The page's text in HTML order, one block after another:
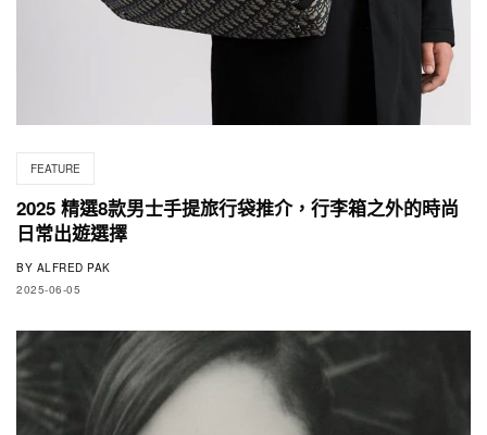
FEATURE
2025 精選8款男士手提旅行袋推介，行李箱之外的時尚
日常出遊選擇
BY ALFRED PAK
2025-06-05